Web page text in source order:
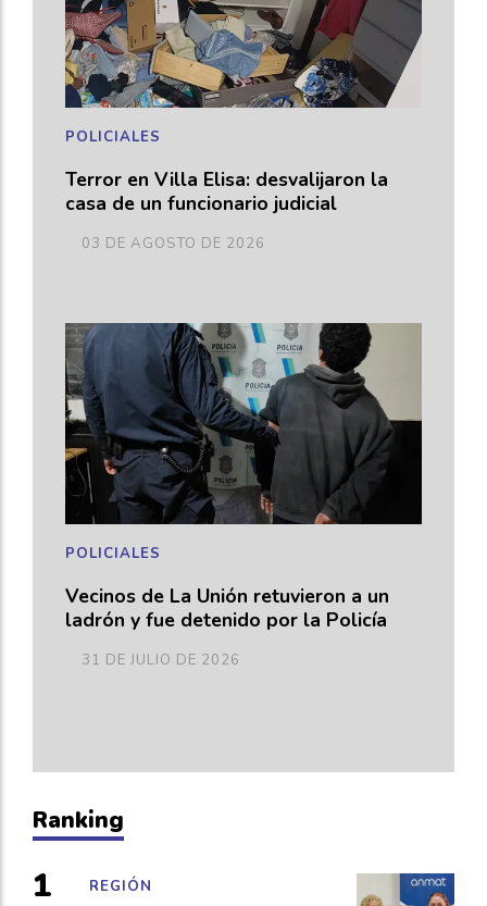
Terror en Villa Elisa: desvalijaron la
casa de un funcionario judicial
POLICIALES
03 DE AGOSTO DE 2026
Vecinos de La Unión retuvieron a un
ladrón y fue detenido por la Policía
POLICIALES
31 DE JULIO DE 2026
Ranking
REGIÓN